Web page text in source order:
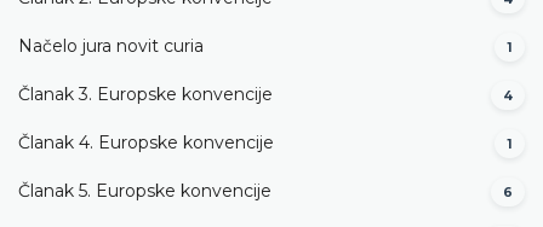
Načelo jura novit curia 1
Članak 3. Europske konvencije 4
Članak 4. Europske konvencije 1
Članak 5. Europske konvencije 6